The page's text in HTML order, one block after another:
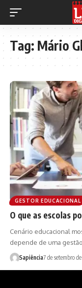
Tag: Mário
GESTOR EDUCACIONAL
O que as escolas
Cenário educacional
depende de uma
Sapiência7 de setembro